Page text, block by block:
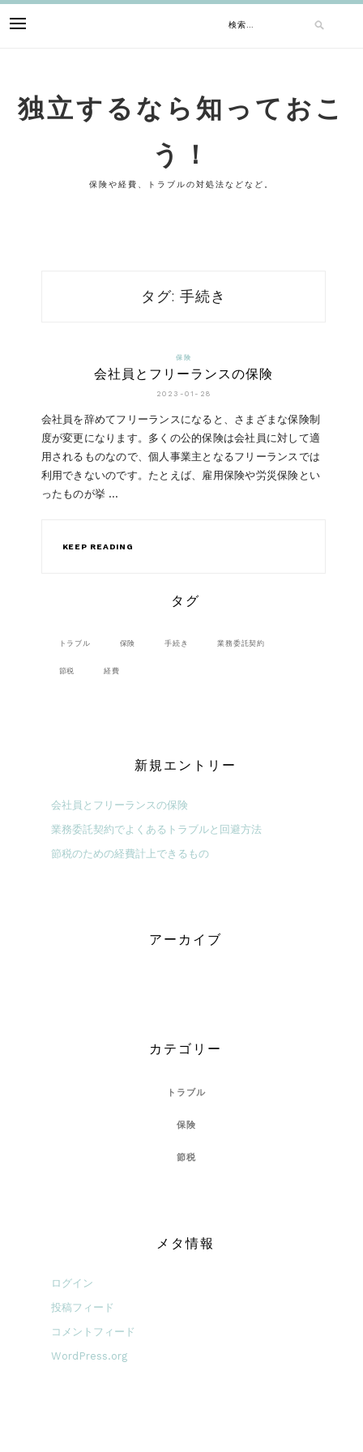
to
独立するなら知っておこ
う！
保険や経費、トラブルの対処法などなど。
タグ: 手続き
保険
会社員とフリーランスの保険
2023-01-28
会社員を辞めてフリーランスになると、さまざまな保険制
度が変更になります。多くの公的保険は会社員に対して適
用されるものなので、個人事業主となるフリーランスでは
利用できないのです。たとえば、雇用保険や労災保険とい
ったものが挙 …
KEEP READING
タグ
トラブル 保険 手続き 業務委託契約
節税 経費
新規エントリー
会社員とフリーランスの保険
業務委託契約でよくあるトラブルと回避方法
節税のための経費計上できるもの
アーカイブ
カテゴリー
トラブル
保険
節税
メタ情報
ログイン
投稿フィード
コメントフィード
WordPress.org